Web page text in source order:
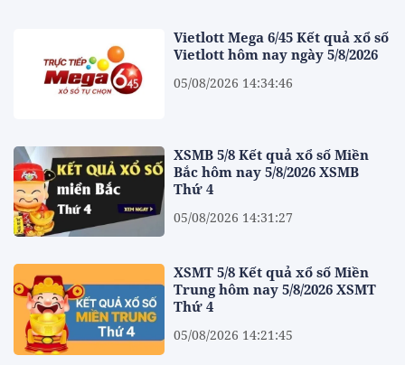
Vietlott Mega 6/45 Kết quả xổ số
Vietlott hôm nay ngày 5/8/2026
05/08/2026 14:34:46
XSMB 5/8 Kết quả xổ số Miền
Bắc hôm nay 5/8/2026 XSMB
Thứ 4
05/08/2026 14:31:27
XSMT 5/8 Kết quả xổ số Miền
Trung hôm nay 5/8/2026 XSMT
Thứ 4
05/08/2026 14:21:45